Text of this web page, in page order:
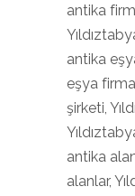
antika
antika
eşya
şirketi,
antika
alanlar,